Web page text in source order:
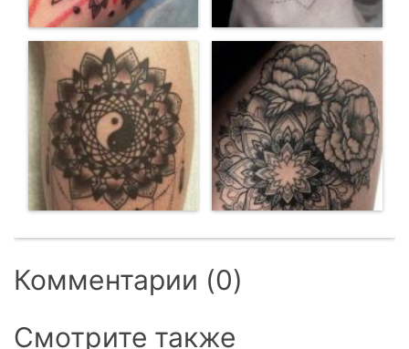
Комментарии (0)
Смотрите также